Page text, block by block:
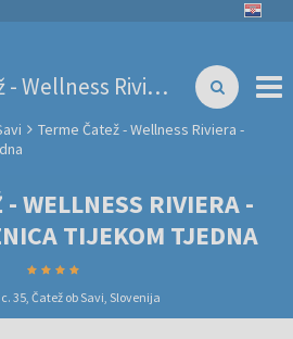
Terme Čatež - Wellness Riviera - Dnevna ulaznica tijekom tjedna
Terme Čatež - Wellness Riviera -
- WELLNESS RIVIERA -
TIJEKOM TJEDNA
35, Čatež ob Savi, Slovenija